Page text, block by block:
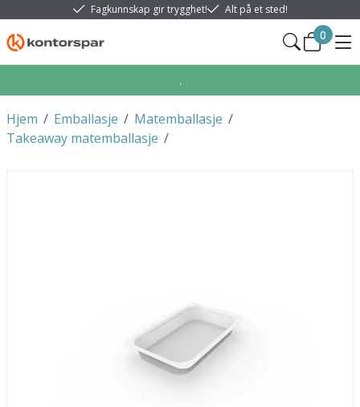
Fagkunnskap gir trygghet! Alt på et sted!
0
.
/
Hjem /
Emballasje /
Matemballasje
/
Takeaway matemballasje